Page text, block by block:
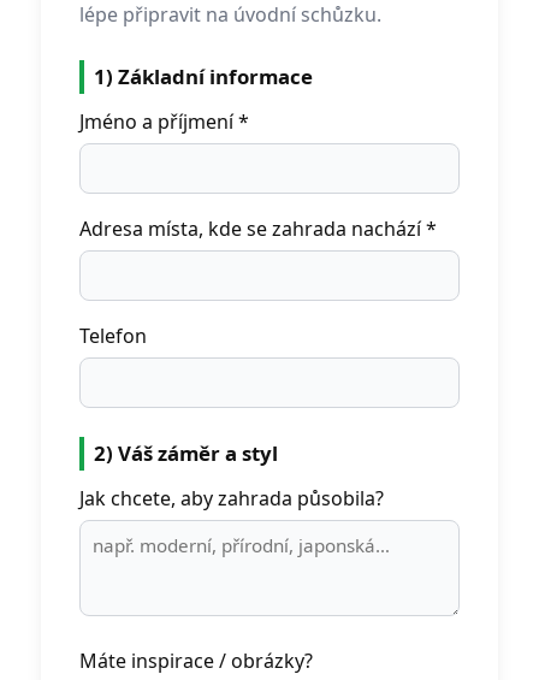
lépe připravit na úvodní schůzku.
1) Základní informace
Jméno a příjmení *
Adresa místa, kde se zahrada nachází *
Telefon
2) Váš záměr a styl
Jak chcete, aby zahrada působila?
Máte inspirace / obrázky?